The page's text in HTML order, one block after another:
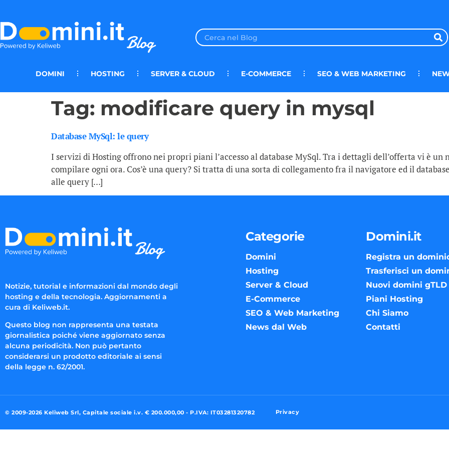
DOMINI HOSTING SERVER & CLOUD E-COMMERCE SEO & WEB MARKETING
Tag: modificare query in mysql
Database MySql: le query
I servizi di Hosting offrono nei propri piani l’accesso al database MySql. Tra i dettagli dell’offerta vi è
compilare ogni ora. Cos’è una query? Si tratta di una sorta di collegamento fra il navigatore ed il
alle query […]
Notizie, tutorial e informazioni dal mondo degli
hosting e della tecnologia. Aggiornamenti a
cura di Keliweb.it.
Questo blog non rappresenta una testata
giornalistica poiché viene aggiornato senza
alcuna periodicità. Non può pertanto
considerarsi un prodotto editoriale ai sensi
della legge n. 62/2001.
Categorie
Domini
Hosting
Server & Cloud
E-Commerce
SEO & Web Marketing
News dal Web
Domini.it
Registra un
Trasferisci un
Nuovi domini gTLD
Piani Hosting
Chi Siamo
Contatti
© 2009-2026 Keliweb Srl, Capitale sociale i.v. € 200.000,00 - P.IVA: IT03281320782 Privacy